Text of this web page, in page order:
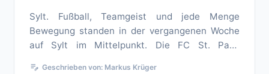
Sylt. Fußball, Teamgeist und jede Menge
Bewegung standen in der vergangenen Woche
auf Sylt im Mittelpunkt. Die FC St. Pauli
edit_note Geschrieben von: Markus Krüger